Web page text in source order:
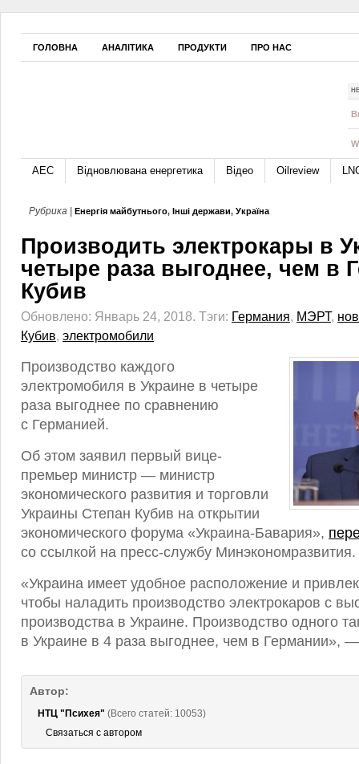
ГОЛОВНА АНАЛІТИКА ПРОДУКТИ ПРО НАС
АЕС Відновлювана енергетика Відео Oilreview
Рубрика | Енергія майбутнього, Інші держави, Україна
Производить электрокары в
четыре раза выгоднее, чем в
Кубив
Обновлено: Январь 24, 2018. Тэги: Германия, МЭРТ,
Кубив, электромобили
Производство каждого
электромобиля в Украине в четыре
раза выгоднее по сравнению
с Германией.
Об этом заявил первый вице-
премьер министр — министр
экономического развития и торговли
Украины Степан Кубив на открытии
экономического форума «Украина-Бавария»,
со ссылкой на пресс-службу Минэкономразвития.
«Украина имеет удобное расположение и
чтобы наладить производство электрокаров с
производства в Украине. Производство одного
в Украине в 4 раза выгоднее, чем в Германии»,
Автор:
НТЦ "Психея" (Всего статей: 10053)
Связаться с автором